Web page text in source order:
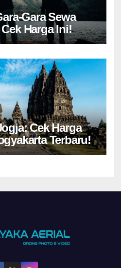
Gara Sewa
Harga Ini!
Cek Harga
Terbaru!